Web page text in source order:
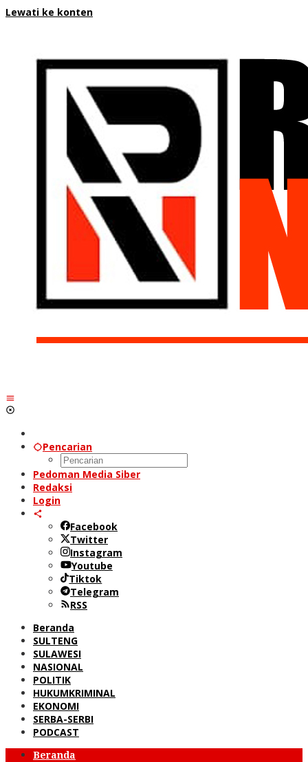
Lewati ke konten
Pencarian
Pedoman Media Siber
Redaksi
Login
Facebook
Twitter
Instagram
Youtube
Tiktok
Telegram
RSS
Beranda
SULTENG
SULAWESI
NASIONAL
POLITIK
HUKUMKRIMINAL
EKONOMI
SERBA-SERBI
PODCAST
Beranda